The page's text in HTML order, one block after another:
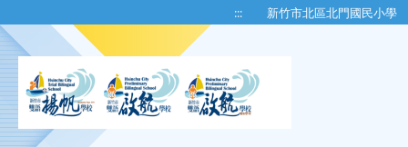
::: 新竹市北區北門國民小學